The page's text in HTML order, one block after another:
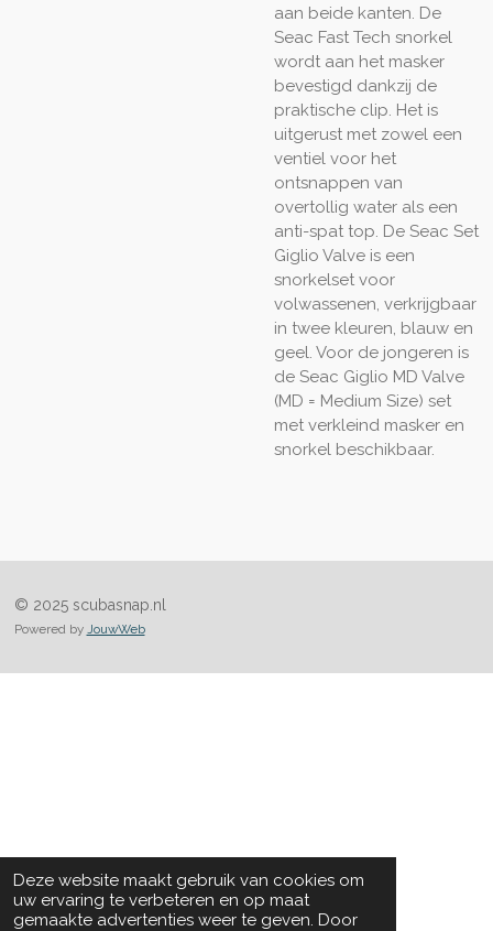
Deze website maakt gebruik van cookies om
uw ervaring te verbeteren en op maat
gemaakte advertenties weer te geven. Door
aan beide kanten. De
Seac Fast Tech snorkel
wordt aan het masker
bevestigd dankzij de
praktische clip. Het is
uitgerust met zowel een
ventiel voor het
ontsnappen van
overtollig water als een
anti-spat top. De Seac Set
Giglio Valve is een
snorkelset voor
volwassenen, verkrijgbaar
in twee kleuren, blauw en
geel. Voor de jongeren is
de Seac Giglio MD Valve
(MD = Medium Size) set
met verkleind masker en
snorkel beschikbaar.
© 2025 scubasnap.nl
Powered by JouwWeb